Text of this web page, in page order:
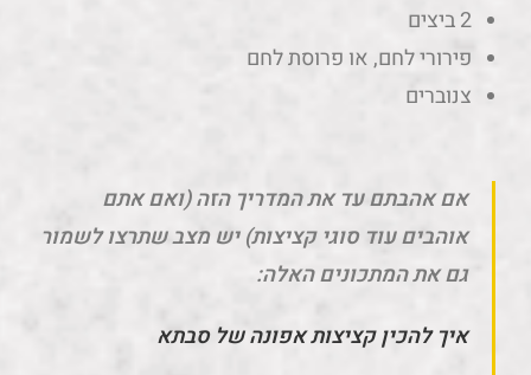
2 ביצים
פירורי לחם, או פרוסת לחם
צנוברים
אם אהבתם עד את המדריך הזה (ואם אתם
אוהבים עוד סוגי קציצות) יש מצב שתרצו לשמור
גם את המתכונים האלה:
איך להכין קציצות אפונה של סבתא